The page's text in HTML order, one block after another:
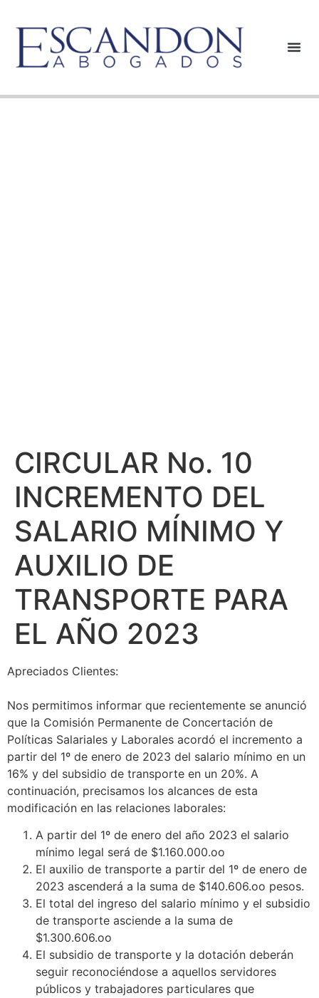
CIRCULAR No. 10
INCREMENTO DEL
SALARIO MÍNIMO Y
AUXILIO DE
TRANSPORTE PARA
EL AÑO 2023
Apreciados Clientes:
Nos permitimos informar que recientemente se anunció
que la Comisión Permanente de Concertación de
Políticas Salariales y Laborales acordó el incremento a
partir del 1º de enero de 2023 del salario mínimo en un
16% y del subsidio de transporte en un 20%. A
continuación, precisamos los alcances de esta
modificación en las relaciones laborales:
A partir del 1º de enero del año 2023 el salario
mínimo legal será de $1.160.000.oo
El auxilio de transporte a partir del 1º de enero de
2023 ascenderá a la suma de $140.606.oo pesos.
El total del ingreso del salario mínimo y el subsidio
de transporte asciende a la suma de
$1.300.606.oo
El subsidio de transporte y la dotación deberán
seguir reconociéndose a aquellos servidores
públicos y trabajadores particulares que